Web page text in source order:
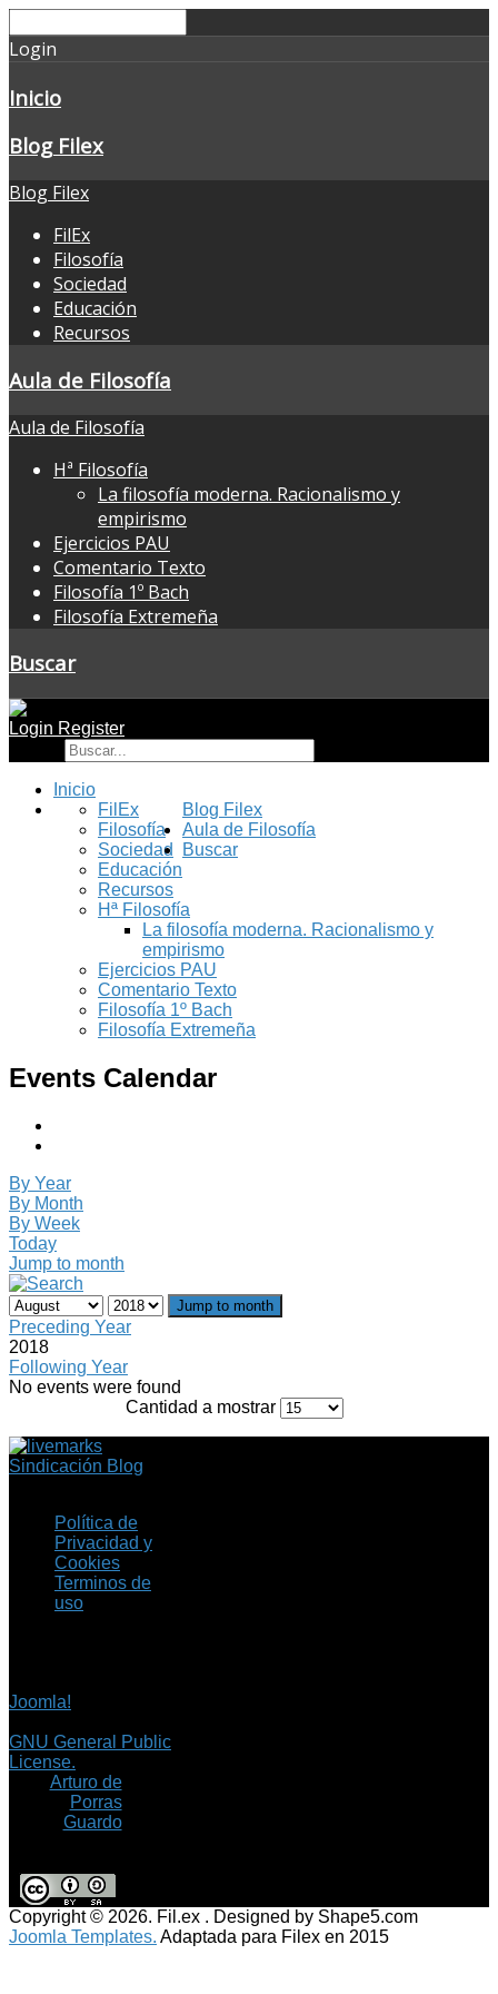
Login
Inicio
Blog Filex
Blog Filex
FilEx
Filosofía
Sociedad
Educación
Recursos
Aula de Filosofía
Aula de Filosofía
Hª Filosofía
La filosofía moderna. Racionalismo y
empirismo
Ejercicios PAU
Comentario Texto
Filosofía 1º Bach
Filosofía Extremeña
Buscar
Login Register
Inicio
Blog Filex
FilEx
Filosofía
Sociedad
Educación
Recursos
Aula de Filosofía
Hª Filosofía
La filosofía moderna. Racionalismo y
empirismo
Ejercicios PAU
Comentario Texto
Filosofía 1º Bach
Filosofía Extremeña
Buscar
Events Calendar
By Year
By Month
By Week
Today
Jump to month
Jump to month
Preceding Year
2018
Following Year
No events were found
Cantidad a mostrar
Sindicación Blog
Política de
Privacidad y
Cookies
Terminos de
uso
Joomla!
GNU General Public
License.
Arturo de
Porras
Guardo
Copyright © 2026. Fil.ex . Designed by Shape5.com
Joomla Templates. Adaptada para Filex en 2015